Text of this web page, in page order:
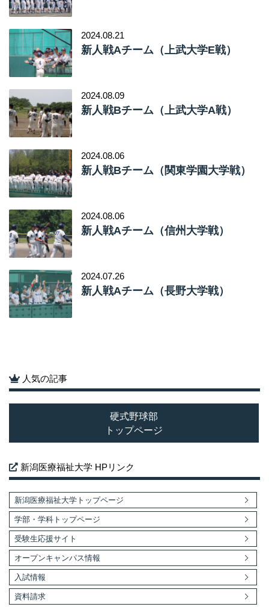
2024.08.21
新人戦Aチーム（上武大学E戦）
2024.08.09
新人戦Bチーム（上武大学A戦）
2024.08.06
新人戦Bチーム（関東学園大学戦）
2024.08.06
新人戦Aチーム（信州大学戦）
2024.07.26
新人戦Aチーム（長野大学戦）
人気の記事
硬式野球部
トップページ
新潟医療福祉大学 HPリンク
新潟医療福祉大学トップページ
学部・学科トップページ
受験生応援サイト
オープンキャンパス情報
入試情報
資料請求